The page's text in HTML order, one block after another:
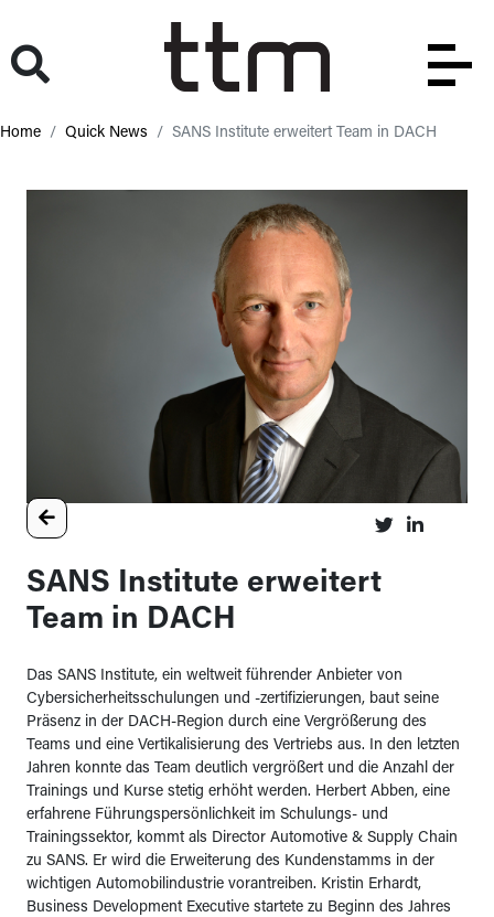
Home Quick News SANS Institute erweitert Team in DACH
SANS Institute erweitert
Team in DACH
Das SANS Institute, ein weltweit führender Anbieter von
Cybersicherheitsschulungen und -zertifizierungen, baut seine
Präsenz in der DACH-Region durch eine Vergrößerung des
Teams und eine Vertikalisierung des Vertriebs aus. In den letzten
Jahren konnte das Team deutlich vergrößert und die Anzahl der
Trainings und Kurse stetig erhöht werden. Herbert Abben, eine
erfahrene Führungspersönlichkeit im Schulungs- und
Trainingssektor, kommt als Director Automotive & Supply Chain
zu SANS. Er wird die Erweiterung des Kundenstamms in der
wichtigen Automobilindustrie vorantreiben. Kristin Erhardt,
Business Development Executive startete zu Beginn des Jahres